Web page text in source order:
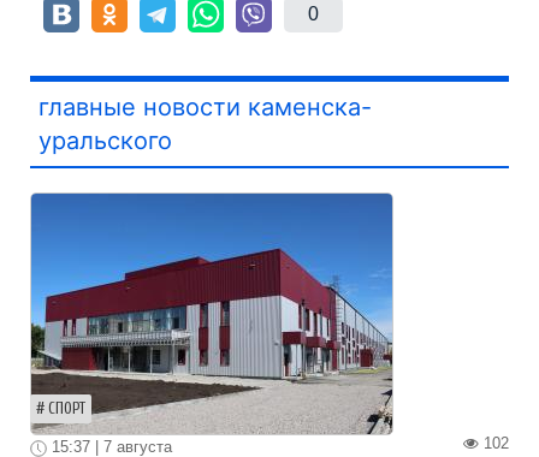
0
главные новости каменска-
уральского
СПОРТ
102
15:37 | 7 августа